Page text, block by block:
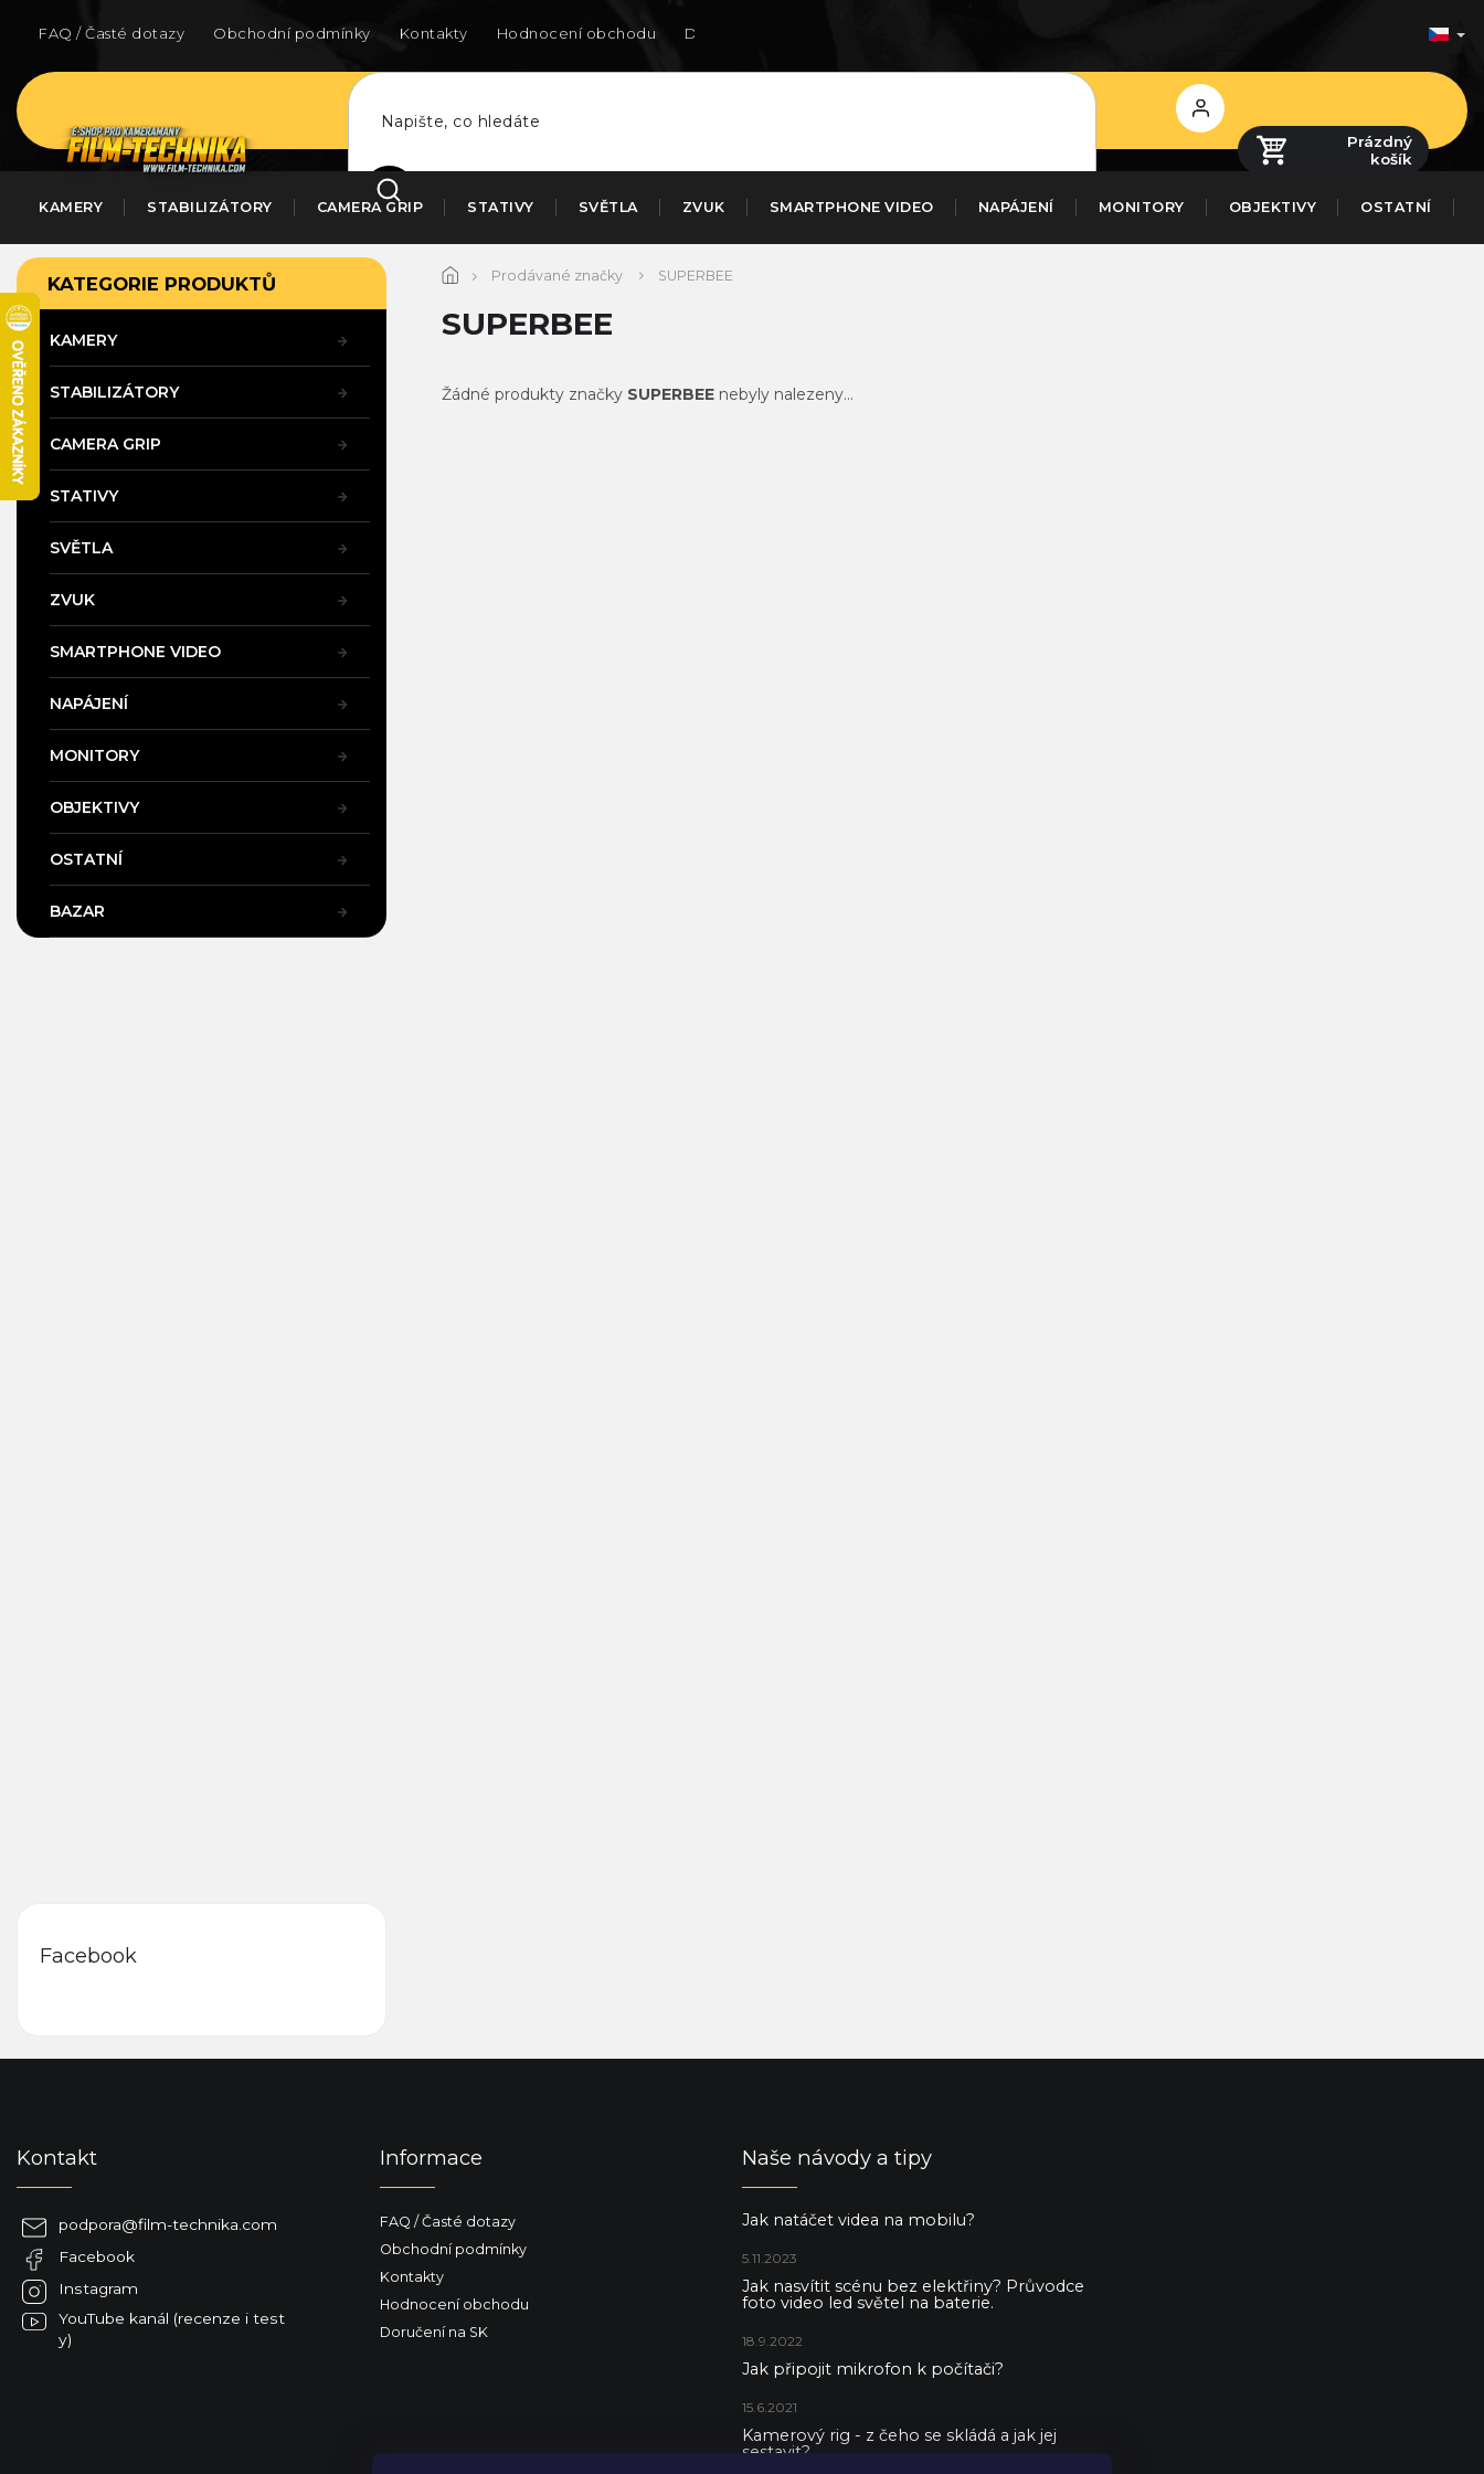
FAQ / Časté dotazy Obchodní podmínky Kontakty Hodnocení obchodu Doručení na SK
Přihlášení
HLEDAT
Prázdný
košík
KAMERY STABILIZÁTORY CAMERA GRIP STATIVY SVĚTLA ZVUK SMARTPHONE VIDEO NAPÁJENÍ MONITORY OBJEKTIVY OSTATNÍ
Prodávané značky SUPERBEE
P
o
s
t
r
a
n
n
í
p
Přeskočit
kategorie
KATEGORIE PRODUKTŮ
KAMERY
STABILIZÁTORY
CAMERA GRIP
STATIVY
SVĚTLA
ZVUK
SMARTPHONE VIDEO
NAPÁJENÍ
MONITORY
OBJEKTIVY
OSTATNÍ
BAZAR
Facebook
SUPERBEE
Žádné produkty značky SUPERBEE nebyly nalezeny...
Kontakt
podpora@film-technika.com
Facebook
Instagram
YouTube kanál (recenze i test
y)
Informace
FAQ / Časté dotazy
Obchodní podmínky
Kontakty
Hodnocení obchodu
Doručení na SK
Naše návody a tipy
Jak natáčet videa na mobilu?
5.11.2023
Jak nasvítit scénu bez elektřiny? Průvodce
foto video led světel na baterie.
18.9.2022
Jak připojit mikrofon k počítači?
15.6.2021
Kamerový rig - z čeho se skládá a jak jej
sestavit?